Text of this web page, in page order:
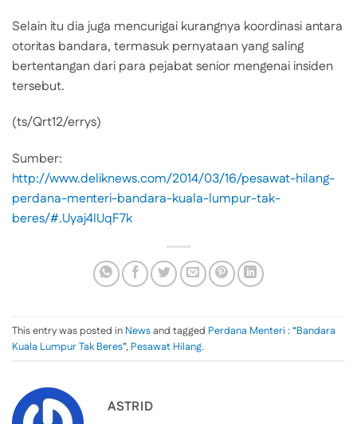
Selain itu dia juga mencurigai kurangnya koordinasi antara
otoritas bandara, termasuk pernyataan yang saling
bertentangan dari para pejabat senior mengenai insiden
tersebut.
(ts/Qrt12/errys)
Sumber:
http://www.deliknews.com/2014/03/16/pesawat-hilang-
perdana-menteri-bandara-kuala-lumpur-tak-
beres/#.Uyaj4IUqF7k
This entry was posted in Newsand tagged Perdana Menteri : “Bandara
Kuala Lumpur Tak Beres”, Pesawat Hilang.
ASTRID